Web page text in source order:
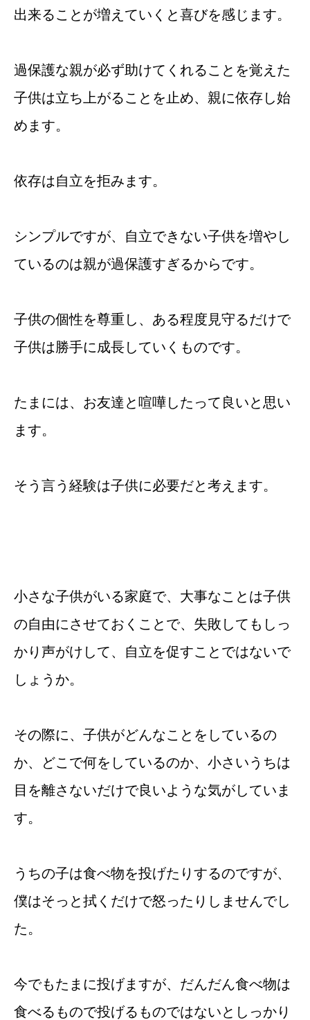
出来ることが増えていくと喜びを感じます。
過保護な親が必ず助けてくれることを覚えた
子供は立ち上がることを止め、親に依存し始
めます。
依存は自立を拒みます。
シンプルですが、自立できない子供を増やし
ているのは親が過保護すぎるからです。
子供の個性を尊重し、ある程度見守るだけで
子供は勝手に成長していくものです。
たまには、お友達と喧嘩したって良いと思い
ます。
そう言う経験は子供に必要だと考えます。
小さな子供がいる家庭で、大事なことは子供
の自由にさせておくことで、失敗してもしっ
かり声がけして、自立を促すことではないで
しょうか。
その際に、子供がどんなことをしているの
か、どこで何をしているのか、小さいうちは
目を離さないだけで良いような気がしていま
す。
うちの子は食べ物を投げたりするのですが、
僕はそっと拭くだけで怒ったりしませんでし
た。
今でもたまに投げますが、だんだん食べ物は
食べるもので投げるものではないとしっかり